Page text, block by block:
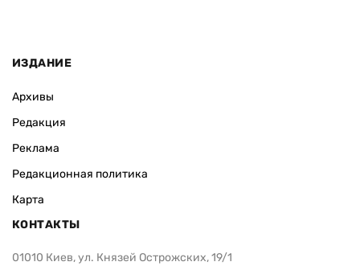
ИЗДАНИЕ
Архивы
Редакция
Реклама
Редакционная политика
Карта
КОНТАКТЫ
01010 Киев, ул. Князей Острожских, 19/1